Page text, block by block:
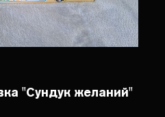
"Сундук желаний"